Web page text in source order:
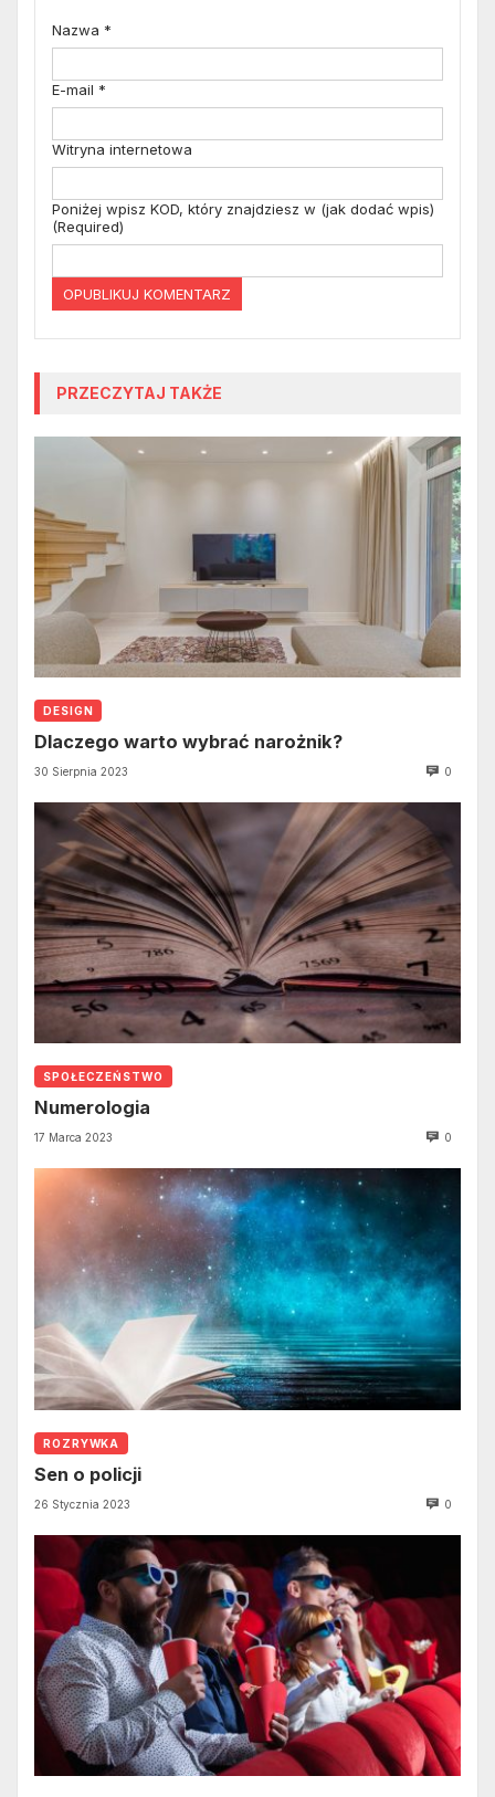
Nazwa *
E-mail *
Witryna internetowa
Poniżej wpisz KOD, który znajdziesz w (jak dodać wpis)
(Required)
PRZECZYTAJ TAKŻE
DESIGN
Dlaczego warto wybrać narożnik?
30 Sierpnia 2023 0
SPOŁECZEŃSTWO
Numerologia
17 Marca 2023 0
ROZRYWKA
Sen o policji
26 Stycznia 2023 0